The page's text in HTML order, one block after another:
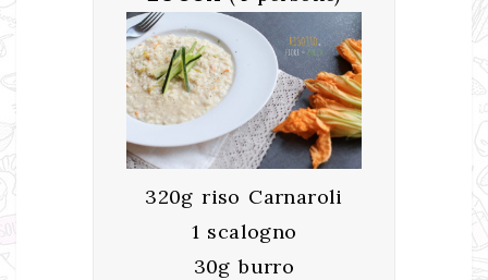
320g riso Carnaroli
1 scalogno
30g burro